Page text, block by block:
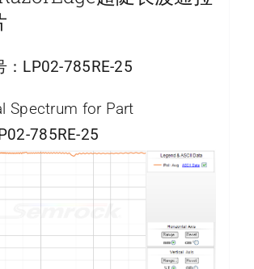
LP02-785RE-25
Spectrum for Part
785RE-25